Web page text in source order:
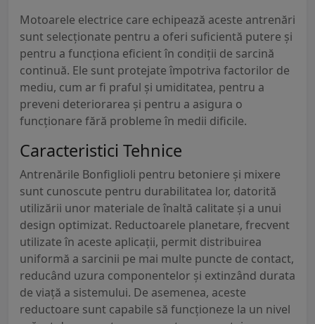
Motoarele electrice care echipează aceste antrenări
sunt selecționate pentru a oferi suficientă putere și
pentru a funcționa eficient în condiții de sarcină
continuă. Ele sunt protejate împotriva factorilor de
mediu, cum ar fi praful și umiditatea, pentru a
preveni deteriorarea și pentru a asigura o
funcționare fără probleme în medii dificile.
Caracteristici Tehnice
Antrenările Bonfiglioli pentru betoniere și mixere
sunt cunoscute pentru durabilitatea lor, datorită
utilizării unor materiale de înaltă calitate și a unui
design optimizat. Reductoarele planetare, frecvent
utilizate în aceste aplicații, permit distribuirea
uniformă a sarcinii pe mai multe puncte de contact,
reducând uzura componentelor și extinzând durata
de viață a sistemului. De asemenea, aceste
reductoare sunt capabile să funcționeze la un nivel